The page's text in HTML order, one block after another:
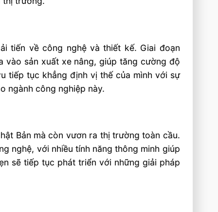
tiến về công nghệ và thiết kế. Giai đoạn
vào sản xuất xe nâng, giúp tăng cường độ
tiếp tục khẳng định vị thế của mình với sự
ngành công nghiệp này.
Bản mà còn vươn ra thị trường toàn cầu.
nghệ, với nhiều tính năng thông minh giúp
sẽ tiếp tục phát triển với những giải pháp